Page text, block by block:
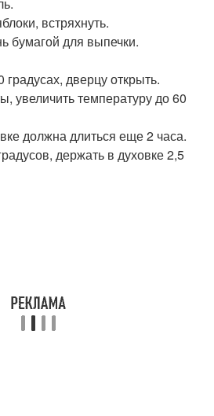
встряхнуть.
бумагой для выпечки.
дверцу открыть.
увеличить температуру до 60
должна длиться еще 2 часа.
держать в духовке 2,5